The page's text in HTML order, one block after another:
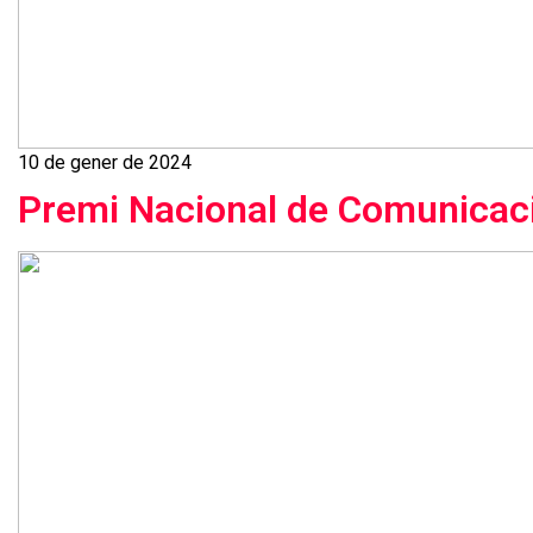
10 de gener de 2024
Premi Nacional de